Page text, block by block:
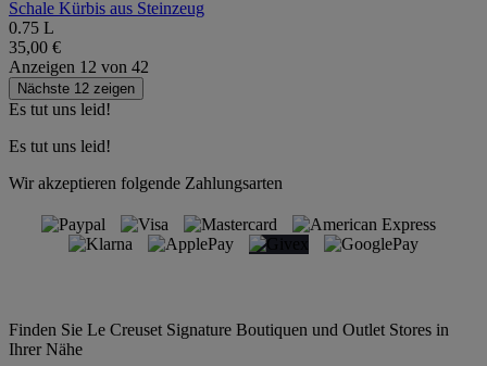
Schale Kürbis aus Steinzeug
0.75 L
35,00 €
Anzeigen 12 von 42
Nächste 12 zeigen
Es tut uns leid!
Es tut uns leid!
Wir akzeptieren folgende Zahlungsarten
Finden Sie Le Creuset Signature Boutiquen und Outlet Stores in
Ihrer Nähe